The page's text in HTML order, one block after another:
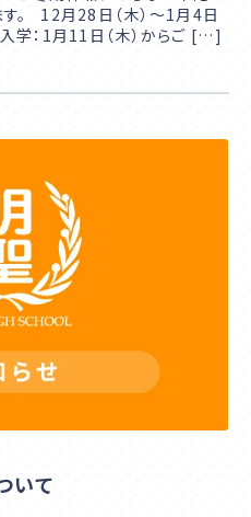
。 12月28日（木）～1月4日
学：1月11日（木）からご […]
いて